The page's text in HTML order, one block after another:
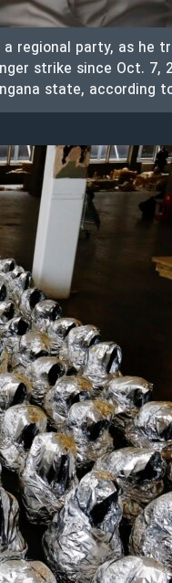
regional party, as he
strike since Oct. 7,
state, according